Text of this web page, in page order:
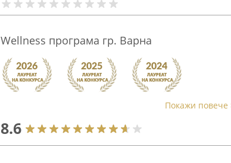
Wellness програма гр. Варна
Покажи повече
8.6